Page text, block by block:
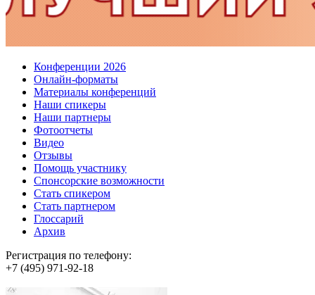
Конференции 2026
Онлайн-форматы
Материалы конференций
Наши спикеры
Наши партнеры
Фотоотчеты
Видео
Отзывы
Помощь участнику
Спонсорские возможности
Стать спикером
Стать партнером
Глоссарий
Архив
Регистрация по телефону:
+7 (495) 971-92-18